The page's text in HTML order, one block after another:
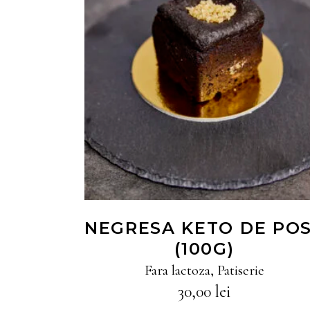
CITEȘTE MAI MULT
NEGRESA KETO DE
(100G)
Fara lactoza, Patiserie
30,00lei